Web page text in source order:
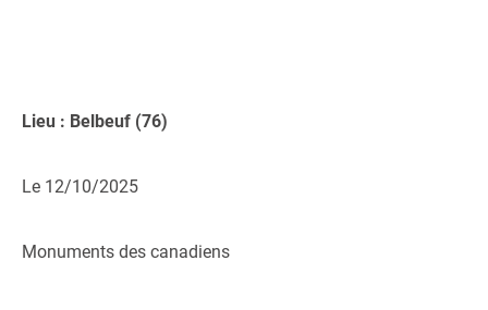
Lieu : Belbeuf (76)
Le 12/10/2025
Monuments des canadiens